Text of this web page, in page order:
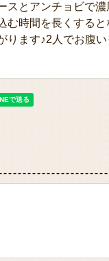
スとアンチョビで
む時間を長くする
ります♪2人でお腹